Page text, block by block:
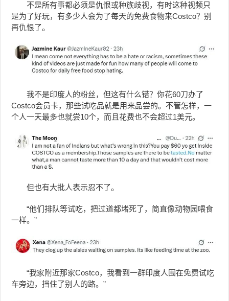
不是所有事都必须是仇恨或种族歧视，有时这种视频只
是为了好玩，有多少人会为了每天的免费食物来Costco？别
再仇恨了。
我不是印度人的粉丝，但这有什么错？你花60刀办了
Costco会员卡，那些试吃品就是用来品尝的。不管怎样，一
个人一天最多也就尝10个，而且花费也不会超过1美元。
但也有大批人表示忍不了。
“他们排队等试吃，把过道都堵死了，简直像动物园喂食
一样。”
“我家附近那家Costco，我看到一群印度人围在免费试吃
车旁边，挡住了别人的路。”